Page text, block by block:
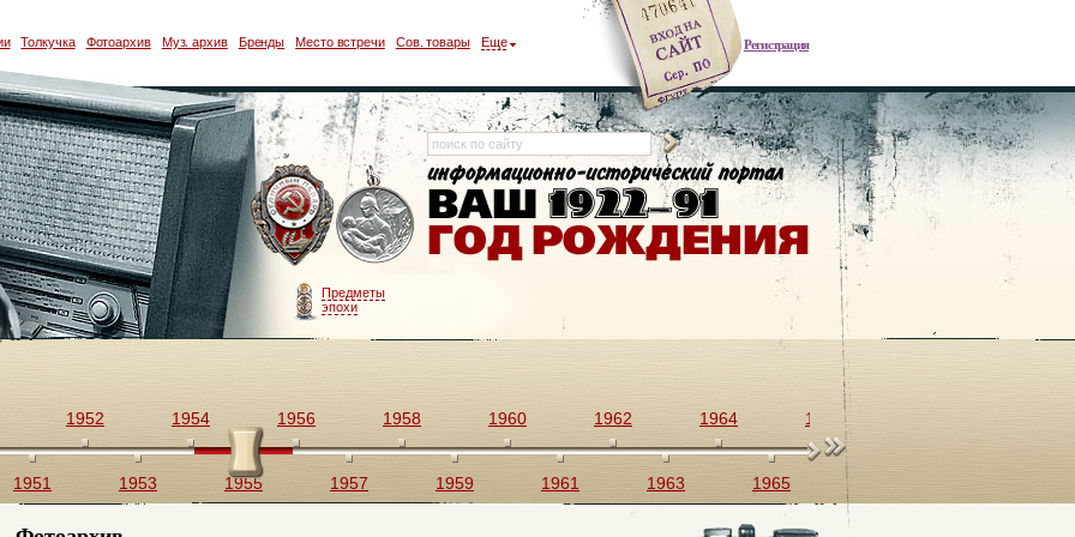
Регистрация
Толкучка Фотоархив Муз. архив Бренды Место встречи Сов. товары Еще
Предметы
эпохи
1951
1952
1953
1954
1955
1956
1957
1958
1959
1960
1961
1962
1963
1964
1965
1966